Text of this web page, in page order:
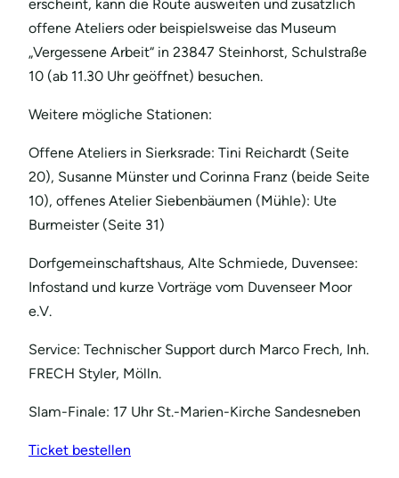
erscheint, kann die Route ausweiten und zusätzlich
offene Ateliers oder beispielsweise das Museum
„Vergessene Arbeit“ in 23847 Steinhorst, Schulstraße
10 (ab 11.30 Uhr geöffnet) besuchen.
Weitere mögliche Stationen:
Offene Ateliers in Sierksrade: Tini Reichardt (Seite
20), Susanne Münster und Corinna Franz (beide Seite
10), offenes Atelier Siebenbäumen (Mühle): Ute
Burmeister (Seite 31)
Dorfgemeinschaftshaus, Alte Schmiede, Duvensee:
Infostand und kurze Vorträge vom Duvenseer Moor
e.V.
Service: Technischer Support durch Marco Frech, Inh.
FRECH Styler, Mölln.
Slam-Finale: 17 Uhr St.-Marien-Kirche Sandesneben
Ticket bestellen